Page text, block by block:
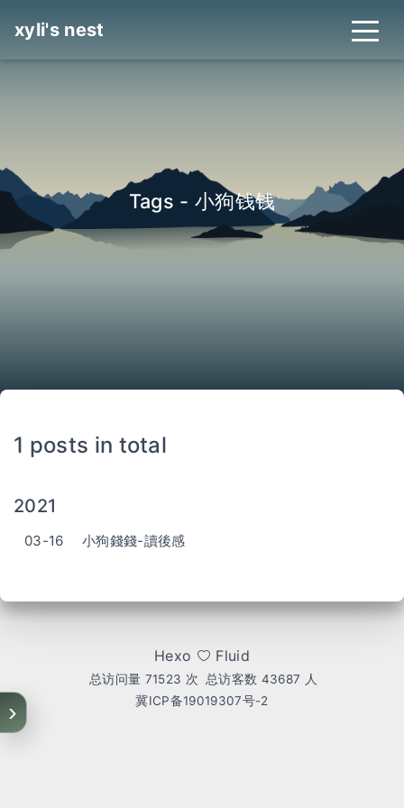
xyli's nest
Tags - 小狗钱钱
1 posts in total
2021
03-16 小狗錢錢-讀後感
Hexo Fluid
总访问量 71523 次 总访客数 43687 人
冀ICP备19019307号-2
›